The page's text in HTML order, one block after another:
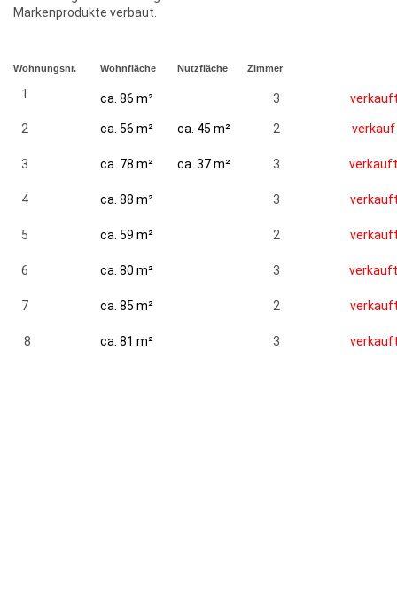
Markenprodukte verbaut.
Wohnungsnr. Wohnfläche Nutzfläche Zimmer
1 ca. 86 m² 3
2 ca. 56 m² ca. 45 m² 2 verkauf
3 ca. 78 m² ca. 37 m² 3 verkauft
4 ca. 88 m² 3
5 ca. 59 m² 2
6 ca. 80 m² 3 verkauft
7 ca. 85 m² 2
8 ca. 81 m² 3